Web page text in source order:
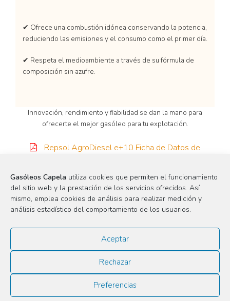
Gasóleos Capela utiliza cookies que permiten el funcionamiento
del sitio web y la prestación de los servicios ofrecidos. Así
mismo, emplea cookies de análisis para realizar medición y
análisis estadístico del comportamiento de los usuarios.
Aceptar
Rechazar
Preferencias
✔ Ofrece una combustión idónea conservando la potencia,
reduciendo las emisiones y el consumo como el primer día.
✔ Respeta el medioambiente a través de su fórmula de
composición sin azufre.
Innovación, rendimiento y fiabilidad se dan la mano para
ofrecerte el mejor gasóleo para tu explotación.
Repsol AgroDiesel e+10 Ficha de Datos de
solicitar presupuesto
15613 A Capela, A Coruña, España